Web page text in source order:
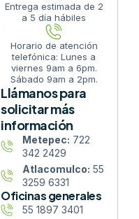
Entrega estimada de 2
a 5 día hábiles
Horario de atención
telefónica: Lunes a
viernes 9am a 6pm.
Sábado 9am a 2pm.
Llámanos para
solicitar más
información
Metepec: 722
342 2429
Atlacomulco: 55
3259 6331
Oficinas generales
55 1897 3401